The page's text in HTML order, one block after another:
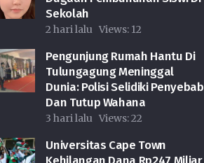
Sekolah
2 hari lalu Views: 12
Pengunjung Rumah Hantu Di
Tulungagung Meninggal
Dunia: Polisi Selidiki Penyebab
Dan Tutup Wahana
3 hari lalu Views:22
Universitas Cape Town